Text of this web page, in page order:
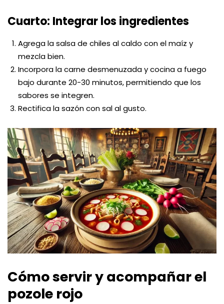
Cuarto: Integrar los ingredientes
Agrega la salsa de chiles al caldo con el maíz y
mezcla bien.
Incorpora la carne desmenuzada y cocina a fuego
bajo durante 20-30 minutos, permitiendo que los
sabores se integren.
Rectifica la sazón con sal al gusto.
Cómo servir y acompañar el
pozole rojo